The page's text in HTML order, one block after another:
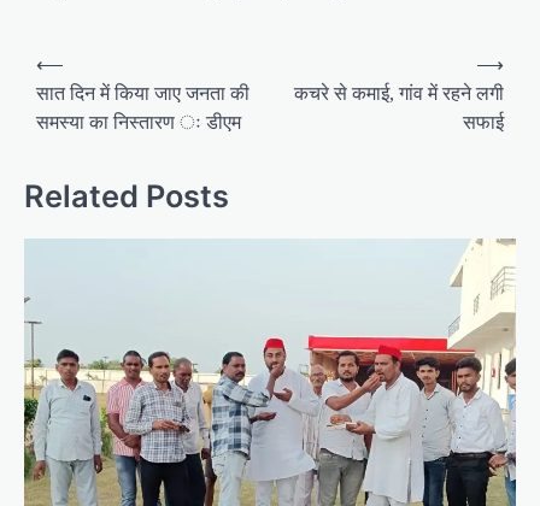
o
n
a
i
g
a
t
i
⟵
सात दिन में किया जाए जनता की
समस्या का निस्तारण ः डीएम
कचरे से कमाई, गांव में रहने लगी
सफाई
⟶
Related Posts